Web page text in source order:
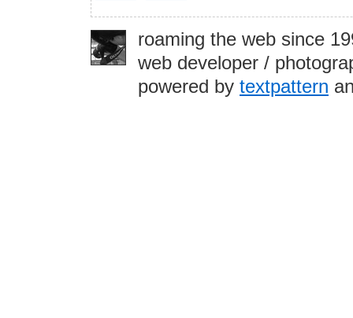
roaming the web since
web developer /
powered by textpattern